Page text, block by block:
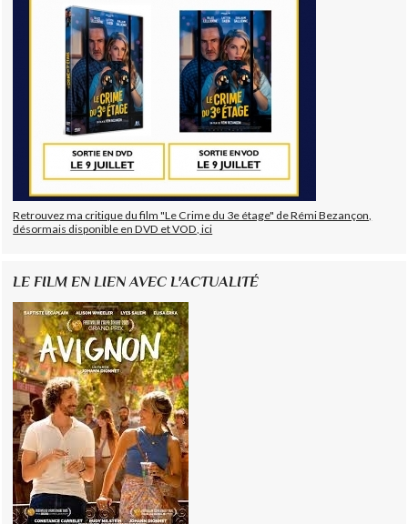
Retrouvez ma critique du film "Le Crime du 3e étage" de Rémi Bezançon,
désormais disponible en DVD et VOD, ici
LE FILM EN LIEN AVEC L'ACTUALITÉ